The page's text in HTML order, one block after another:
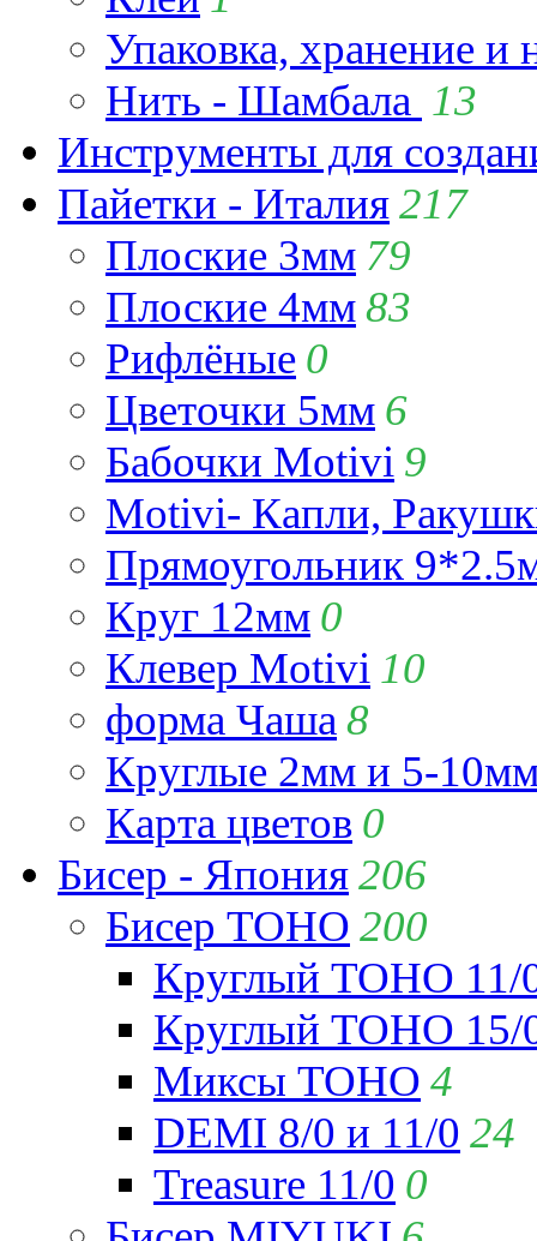
Упаковка, хранение и
Нить - Шамбала 13
Инструменты для
Пайетки - Италия217
Плоские 3мм 79
Плоские 4мм83
Рифлёные 0
Цветочки 5мм 6
Бабочки Motivi 9
Motivi- Капли,
Прямоугольник
Круг 12мм 0
Клевер Motivi 10
форма Чаша 8
Круглые 2мм и 5-
Карта цветов 0
Бисер - Япония206
Бисер TOHO 200
Круглый TOHO 11/
Круглый TOHO 15/
Миксы TOHO 4
DEMI 8/0 и 11/0 24
Treasure 11/0 0